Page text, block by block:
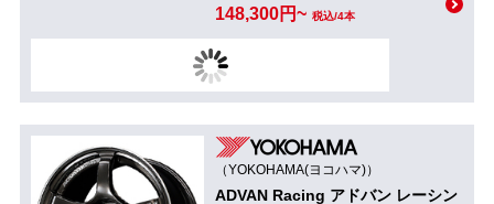
148,300円~ 税込/4本
（YOKOHAMA(ヨコハマ)）
ADVAN Racing アドバン レーシン